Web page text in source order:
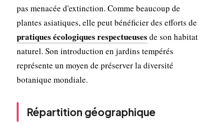
pas menacée d'extinction. Comme beaucoup de
plantes asiatiques, elle peut bénéficier des efforts de
pratiques écologiques respectueuses de son habitat
naturel. Son introduction en jardins tempérés
représente un moyen de préserver la diversité
botanique mondiale.
Répartition géographique